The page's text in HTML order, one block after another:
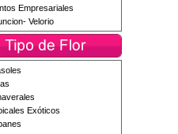
Empresariales
Velorio
Exóticos